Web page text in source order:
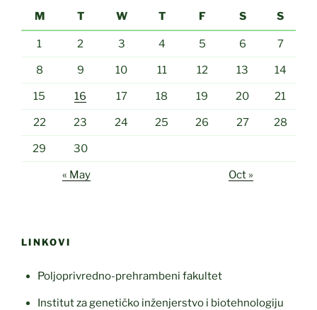
M
T W T F S S
1 2 3 4 5 6 7
8 9 10 11 12 13 14
15 16 17 18 19 20 21
22 23 24 25 26 27 28
29 30
« May Oct »
LINKOVI
Poljoprivredno-prehrambeni fakultet
Institut za genetičko inženjerstvo i biotehnologiju